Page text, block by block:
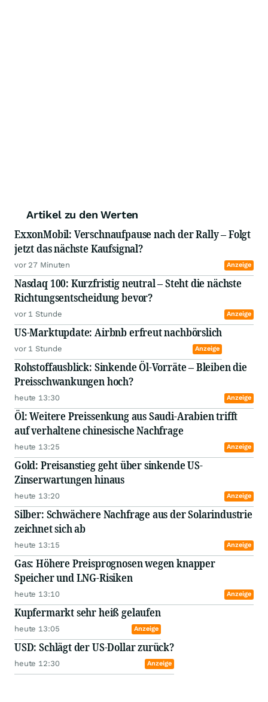
Artikel zu den Werten
ExxonMobil: Verschnaufpause nach der Rally – Folgt
jetzt das nächste Kaufsignal?
vor 27 Minuten Anzeige
Nasdaq 100: Kurzfristig neutral – Steht die nächste
Richtungsentscheidung bevor?
vor 1 Stunde Anzeige
US-Marktupdate: Airbnb erfreut nachbörslich
vor 1 Stunde Anzeige
Rohstoffausblick: Sinkende Öl-Vorräte – Bleiben die
Preisschwankungen hoch?
heute 13:30 Anzeige
Öl: Weitere Preissenkung aus Saudi-Arabien trifft
auf verhaltene chinesische Nachfrage
heute 13:25 Anzeige
Gold: Preisanstieg geht über sinkende US-
Zinserwartungen hinaus
heute 13:20 Anzeige
Silber: Schwächere Nachfrage aus der Solarindustrie
zeichnet sich ab
heute 13:15 Anzeige
Gas: Höhere Preisprognosen wegen knapper
Speicher und LNG-Risiken
heute 13:10 Anzeige
Kupfermarkt sehr heiß gelaufen
heute 13:05 Anzeige
USD: Schlägt der US-Dollar zurück?
heute 12:30 Anzeige